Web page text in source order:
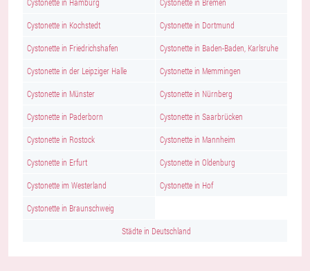
Cystonette in Kochstedt Cystonette in Dortmund
Cystonette in Friedrichshafen Cystonette in Baden-Baden, Karlsruhe
Cystonette in der Leipziger Halle Cystonette in Memmingen
Cystonette in Münster Cystonette in Nürnberg
Cystonette in Paderborn Cystonette in Saarbrücken
Cystonette in Rostock Cystonette in Mannheim
Cystonette in Erfurt Cystonette in Oldenburg
Cystonette im Westerland Cystonette in Hof
Cystonette in Braunschweig
Städte in Deutschland